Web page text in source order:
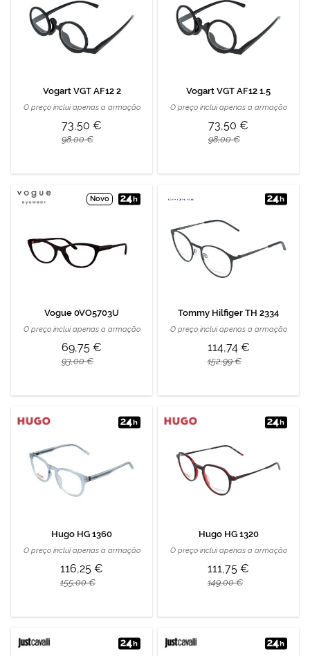
Vogart VGT AF12 2
O preço inclui apenas a armação
73,50 €
98,00 €
Vogart VGT AF12 1.5
O preço inclui apenas a armação
73,50 €
98,00 €
Novo
Vogue 0VO5703U
O preço inclui apenas a armação
69,75 €
93,00 €
Tommy Hilfiger TH 2334
O preço inclui apenas a armação
114,74 €
152,99 €
Hugo HG 1360
O preço inclui apenas a armação
116,25 €
155,00 €
Hugo HG 1320
O preço inclui apenas a armação
111,75 €
149,00 €